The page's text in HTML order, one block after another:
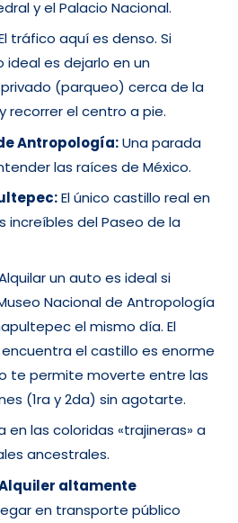
y el Palacio Nacional.
tráfico aquí es denso. Si
ideal es dejarlo en un
(parqueo) cerca de la
recorrer el centro a pie.
Antropología:Una parada
las raíces de México.
El único castillo real en
increíbles del Paseo de la
un auto es ideal si
Nacional de Antropología
el mismo día. El
el castillo es enorme
te permite moverte entre las
(1ra y 2da) sin agotarte.
en las coloridas «trajineras» a
ancestrales.
altamente
en transporte público